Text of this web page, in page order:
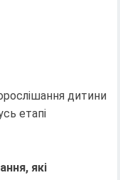
дитини
етапі
які